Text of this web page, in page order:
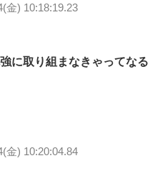
金) 10:18:19.23
に取り組まなきゃってなる
金) 10:20:04.84